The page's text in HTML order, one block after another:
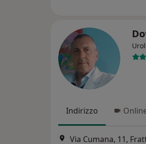
Indirizzo
Via Cumana, 11,